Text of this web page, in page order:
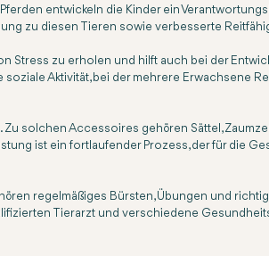
entwickeln die Kinder ein
zu diesen Tieren sowie verbesserte
Stress zu erholen und hilft auch bei der
Aktivität, bei der mehrere Erwachsene
solchen Accessoires gehören Sättel,
ist ein fortlaufender Prozess, der für die
regelmäßiges Bürsten, Übungen und
Tierarzt und verschiedene